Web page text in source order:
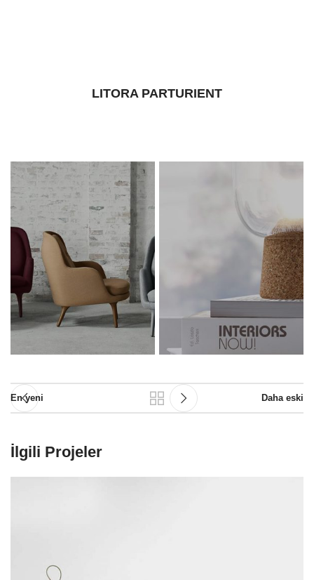
LITORA PARTURIENT
En yeni Daha eski
İlgili Projeler